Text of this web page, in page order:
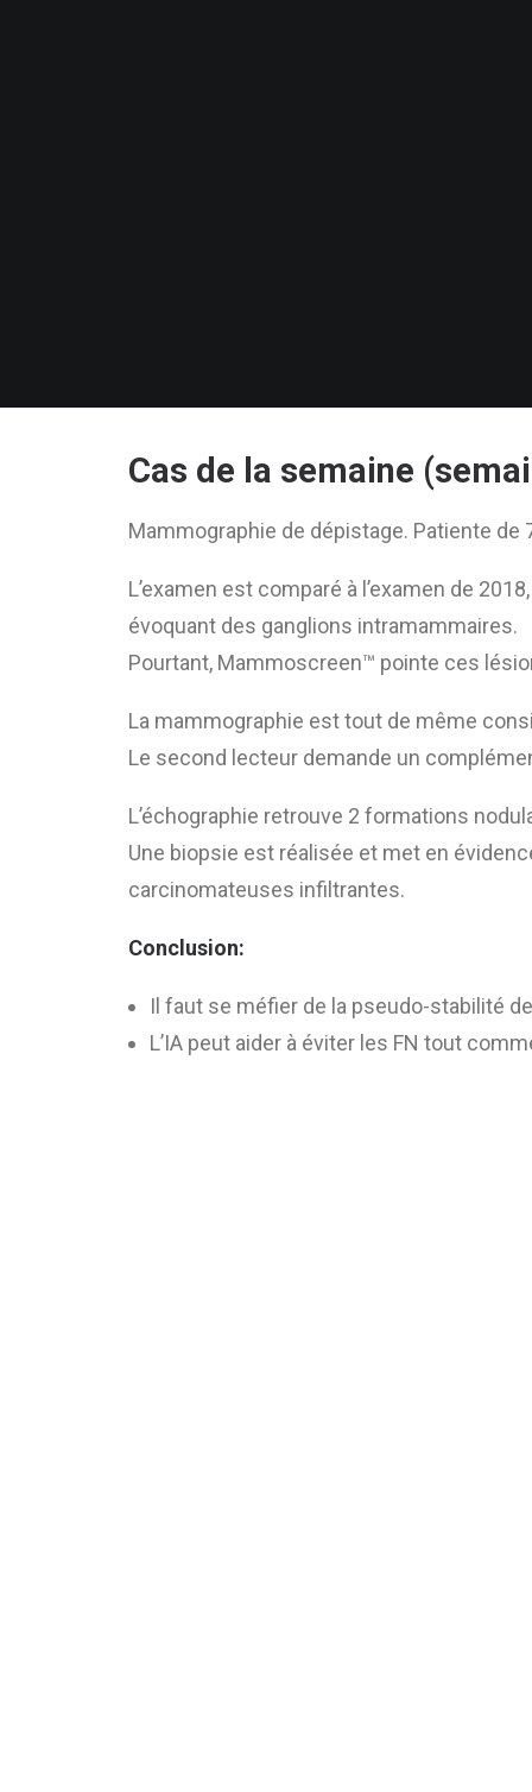
Cas de la semaine
Mammographie de dépistage. Patiente de
L’examen est comparé à l’examen de
évoquant des ganglions intramammaires.
Pourtant, Mammoscreen™ pointe ces
La mammographie est tout de même
Le second lecteur demande un
L’échographie retrouve 2 formations
Une biopsie est réalisée et met en
carcinomateuses infiltrantes.
Conclusion:
Il faut se méfier de la pseudo-stabilité
L’IA peut aider à éviter les FN tout